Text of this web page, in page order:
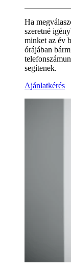
Ha
szeretné
minket az év
órájában
segítenek.
Ajánlatkérés